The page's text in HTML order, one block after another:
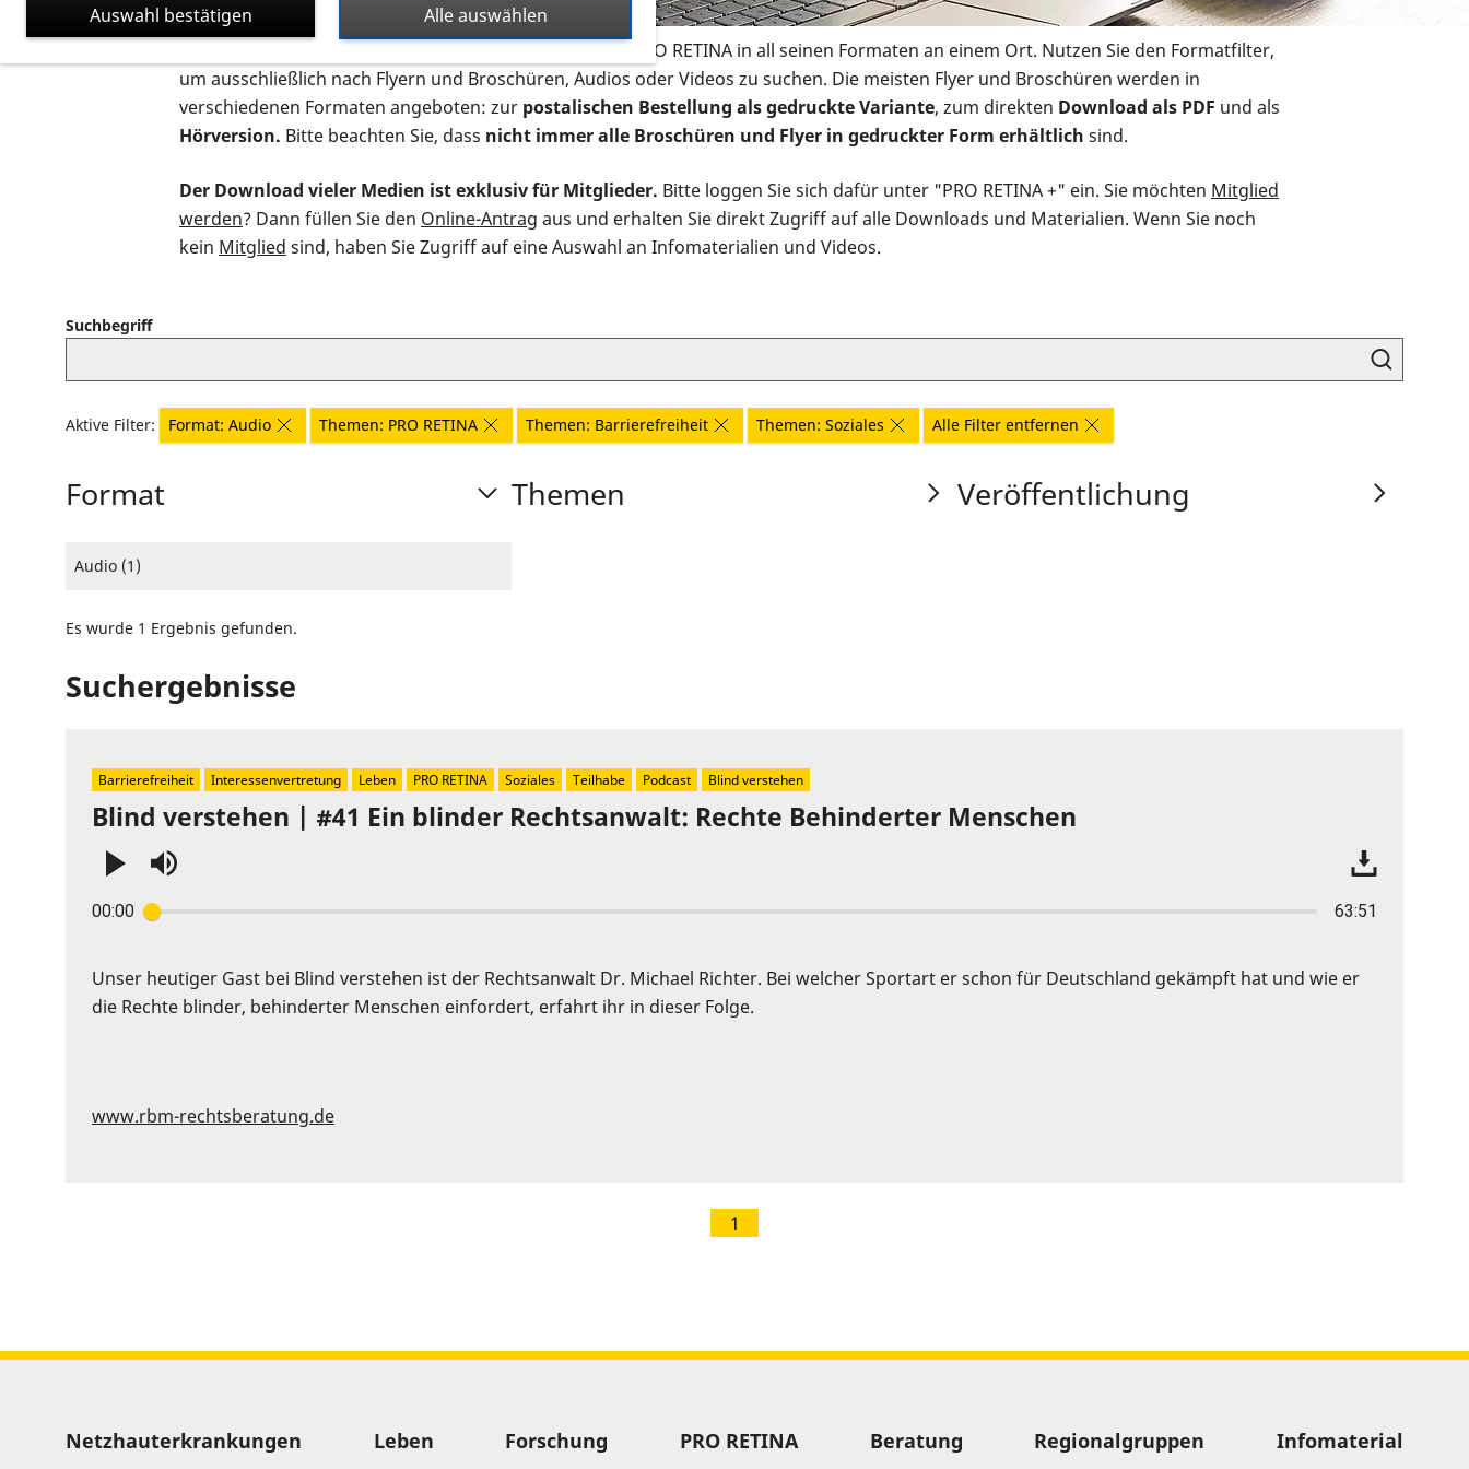
Auf dieser Seite finden Sie sämtliches Infomaterial der PRO RETINA in all seinen Formaten an einem Ort. Nutzen Sie den Formatfilter,
um ausschließlich nach Flyern und Broschüren, Audios oder Videos zu suchen. Die meisten Flyer und Broschüren werden in
verschiedenen Formaten angeboten: zur postalischen Bestellung als gedruckte Variante, zum direkten Download als PDF und als
Hörversion. Bitte beachten Sie, dass nicht immer alle Broschüren und Flyer in gedruckter Form erhältlich sind.
Der Download vieler Medien ist exklusiv für Mitglieder. Bitte loggen Sie sich dafür unter "PRO RETINA +" ein. Sie möchten Mitglied
werden? Dann füllen Sie den Online-Antrag aus und erhalten Sie direkt Zugriff auf alle Downloads und Materialien. Wenn Sie noch
kein Mitglied sind, haben Sie Zugriff auf eine Auswahl an Infomaterialien und Videos.
Suchbegriff
Aktive Filter: Format: Audio Themen: PRO RETINA Themen: Barrierefreiheit Themen: Soziales Alle Filter entfernen
Format
Audio (1)
Themen Veröffentlichung
Es wurde 1 Ergebnis gefunden.
Suchergebnisse
Blind verstehen | #41 Ein blinder Rechtsanwalt: Rechte Behinderter Menschen
00:00 63:51
Enter
Space
to
Unser heutiger Gast bei Blind verstehen ist der Rechtsanwalt Dr. Michael Richter. Bei welcher Sportart er schon für Deutschland gekämpft hat und wie er
die Rechte blinder, behinderter Menschen einfordert, erfahrt ihr in dieser Folge.
www.rbm-rechtsberatung.de
Barrierefreiheit Interessenvertretung Leben PRO RETINA Soziales Teilhabe Podcast Blind verstehen
1
Sitemap
Netzhauterkrankungen Leben Forschung PRO RETINA Beratung Regionalgruppen Infomaterial
Alle auswählen
Auswahl bestätigen